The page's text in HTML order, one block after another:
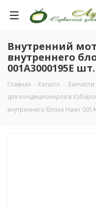
Внутренний
внутреннего
001A3000195E
Главная - Каталог -
для кондиционеров в
внутреннего блока Haier